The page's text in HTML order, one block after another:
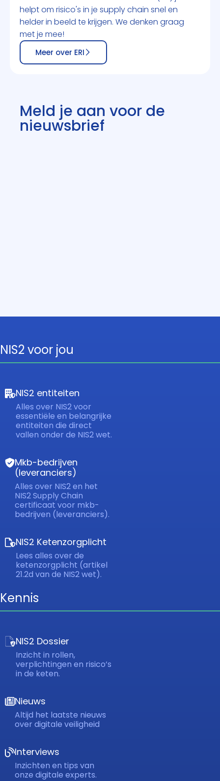
helpt om risico's in je supply chain snel en
helder in beeld te krijgen. We denken graag
met je mee!
Meer over ERI
Meld je aan voor de
nieuwsbrief
NIS2 voor jou
NIS2 entiteiten
Alles over NIS2 voor
essentiële en belangrijke
entiteiten die direct
vallen onder de NIS2 wet.
Mkb-bedrijven
(leveranciers)
Alles over NIS2 en het
NIS2 Supply Chain
certificaat voor mkb-
bedrijven (leveranciers).
NIS2 Ketenzorgplicht
Lees alles over de
ketenzorgplicht (artikel
21.2d van de NIS2 wet).
Kennis
NIS2 Dossier
Inzicht in rollen,
verplichtingen en risico’s
in de keten.
Nieuws
Altijd het laatste nieuws
over digitale veiligheid
Interviews
Inzichten en tips van
onze digitale experts.